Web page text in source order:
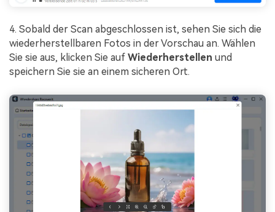
4. Sobald der Scan abgeschlossen ist, sehen Sie sich die
wiederherstellbaren Fotos in der Vorschau an. Wählen
Sie sie aus, klicken Sie auf Wiederherstellen und
speichern Sie sie an einem sicheren Ort.